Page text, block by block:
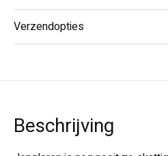
Verzendopties
Beschrijving